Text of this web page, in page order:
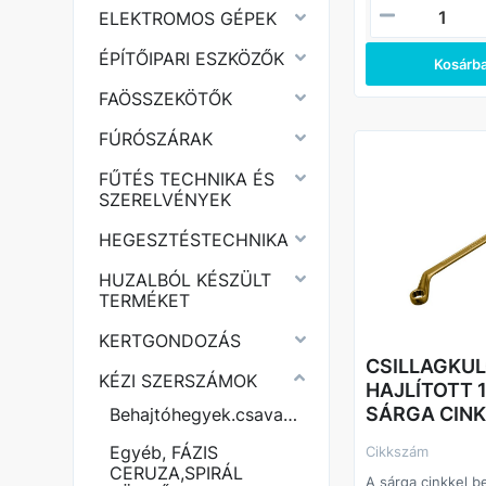
ELEKTROMOS GÉPEK
ÉPÍTŐIPARI ESZKÖZŐK
FAÖSSZEKÖTŐK
FÚRÓSZÁRAK
FŰTÉS TECHNIKA ÉS
SZERELVÉNYEK
HEGESZTÉSTECHNIKA
HUZALBÓL KÉSZÜLT
TERMÉKET
KERTGONDOZÁS
KÉZI SZERSZÁMOK
Behajtóhegyek.csavarhúzók
Egyéb, FÁZIS
CERUZA,SPIRÁL
HAJLÍTOTT
SÁRGA
Cikkszám
A sárga cinkkel